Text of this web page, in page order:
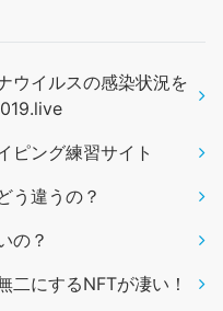
ウイルスの感染状況を
ピング練習サイト
う違うの？
の？
二にするNFTが凄い！